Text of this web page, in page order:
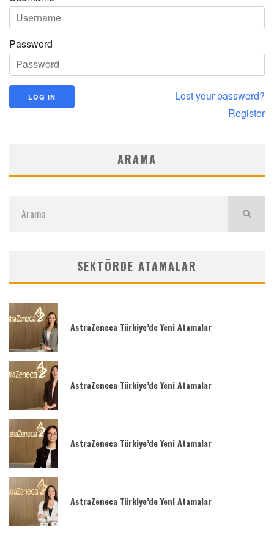
Password
Lost your password?
Register
ARAMA
SEKTÖRDE ATAMALAR
AstraZeneca Türkiye’de Yeni Atamalar
AstraZeneca Türkiye’de Yeni Atamalar
AstraZeneca Türkiye’de Yeni Atamalar
AstraZeneca Türkiye’de Yeni Atamalar